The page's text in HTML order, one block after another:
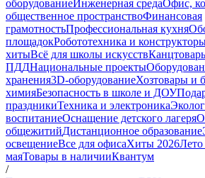
оборудованиеИнженерная средаОфис,
общественное пространствоФинансовая
грамотностьПрофессиональная кухня
площадокРобототехника и
хитыВсё для школы искусств
ПДДНациональные проекты
хранения3D-оборудованиеХозтовары и
химияБезопасность в школе и ДОУ
праздникиТехника и электроника
воспитаниеОснащение детского лагеря
общежитийДистанционное образование
освещениеВсе для офисаХиты 2026Лето
маяТовары в наличииКвантум
/